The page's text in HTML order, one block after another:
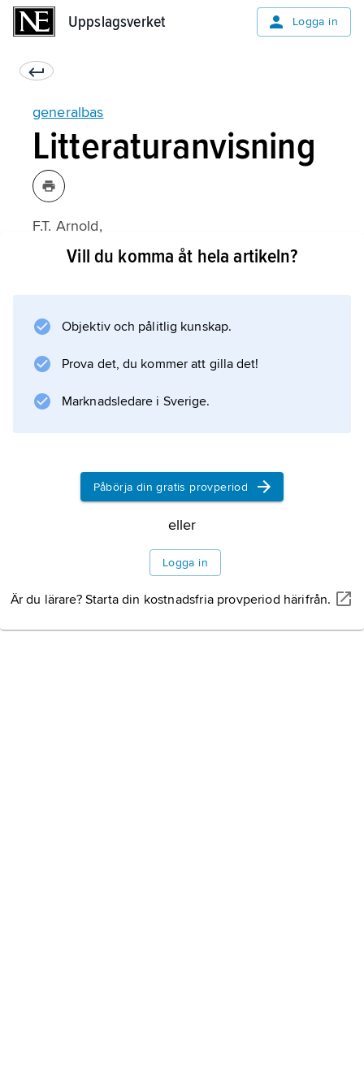
Uppslagsverket Logga in
generalbas
Litteraturanvisning
F.T. Arnold,
The Art of Accompaniment from a Thorough-
Information om artikeln
Vill du komma åt hela artikeln?
Objektiv och pålitlig kunskap.
Prova det, du kommer att gilla det!
Marknadsledare i Sverige.
Påbörja din gratis provperiod
eller
Logga in
Är du lärare? Starta din kostnadsfria provperiod härifrån.